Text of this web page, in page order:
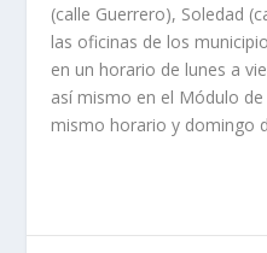
(calle Guerrero), Soledad
las oficinas de los
en un horario de lunes a
así mismo en el Módulo
mismo horario y domingo